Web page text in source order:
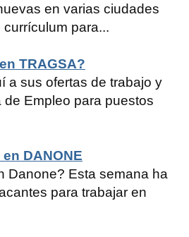
en varias ciudades
para...
TRAGSA?
a sus ofertas de trabajo y
Empleo para puestos
DANONE
Danone? Esta semana ha
para trabajar en